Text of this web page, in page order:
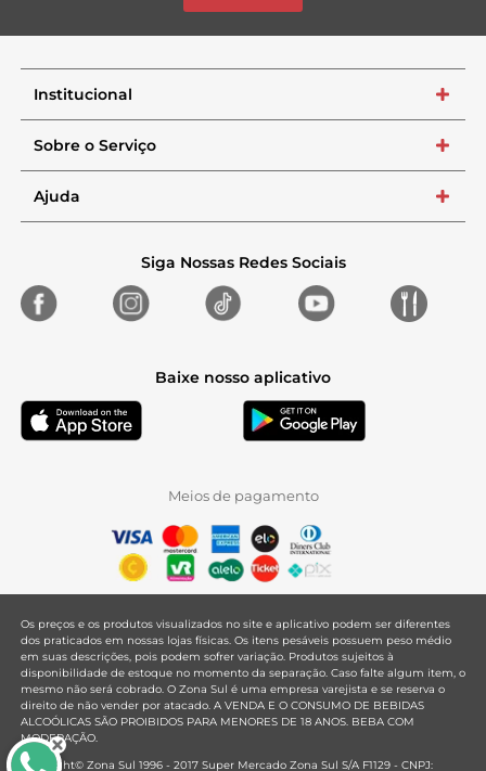
Institucional +
Sobre o Serviço +
Ajuda +
Siga Nossas Redes Sociais
Baixe nosso aplicativo
Meios de pagamento
Os preços e os produtos visualizados no site e aplicativo podem ser diferentes
dos praticados em nossas lojas físicas. Os itens pesáveis possuem peso médio
em suas descrições, pois podem sofrer variação. Produtos sujeitos à
disponibilidade de estoque no momento da separação. Caso falte algum item, o
mesmo não será cobrado. O Zona Sul é uma empresa varejista e se reserva o
direito de não vender por atacado. A VENDA E O CONSUMO DE BEBIDAS
ALCOÓLICAS SÃO PROIBIDOS PARA MENORES DE 18 ANOS. BEBA COM
MODERAÇÃO.
Copyright© Zona Sul 1996 - 2017 Super Mercado Zona Sul S/A F1129 - CNPJ: